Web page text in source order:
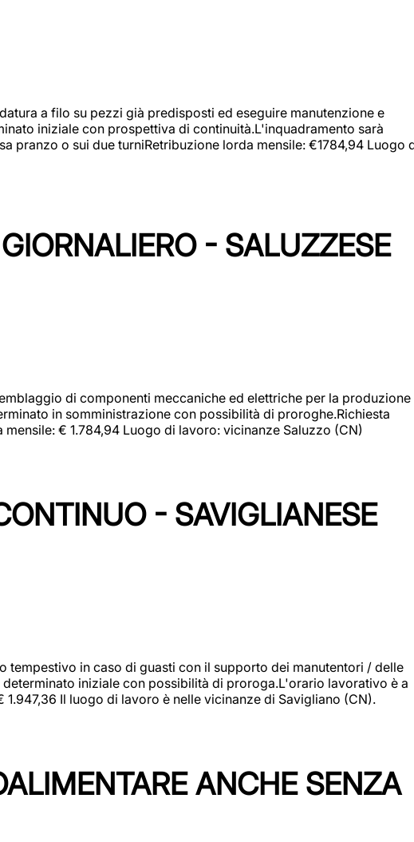
a filo su pezzi già predisposti ed eseguire manutenzione e
iniziale con prospettiva di continuità.L'inquadramento sarà
pranzo o sui due turniRetribuzione lorda mensile: €1784,94 Luogo
- SALUZZESE
di componenti meccaniche ed elettriche per la produzione
in somministrazione con possibilità di proroghe.Richiesta
€ 1.784,94 Luogo di lavoro: vicinanze Saluzzo (CN)
- SAVIGLIANESE
tempestivo in caso di guasti con il supporto dei manutentori / delle
iniziale con possibilità di proroga.L'orario lavorativo è a
1.947,36 Il luogo di lavoro è nelle vicinanze di Savigliano (CN).
ANCHE SENZA